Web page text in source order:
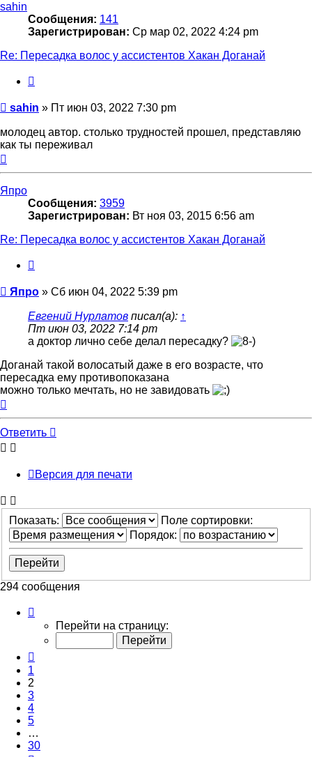
sahin
Сообщения: 141
Зарегистрирован: Ср мар 02, 2022 4:24 pm
Re: Пересадка волос у ассистентов Хакан Доганай
Сообщение
sahin » Пт июн 03, 2022 7:30 pm
молодец автор. столько трудностей прошел, представляю
как ты переживал
Япро
Сообщения: 3959
Зарегистрирован: Вт ноя 03, 2015 6:56 am
Re: Пересадка волос у ассистентов Хакан Доганай
Сообщение
Япро » Сб июн 04, 2022 5:39 pm
Евгений Нурлатов писал(а): ↑
Пт июн 03, 2022 7:14 pm
а доктор лично себе делал пересадку?
Доганай такой волосатый даже в его возрасте, что
пересадка ему противопоказана
можно только мечтать, но не завидовать
началу
Ответить
Версия для печати
Показать:
Поле сортировки:
Порядок:
294 сообщения
30
Перейти на страницу:
1
2
3
4
5
…
30